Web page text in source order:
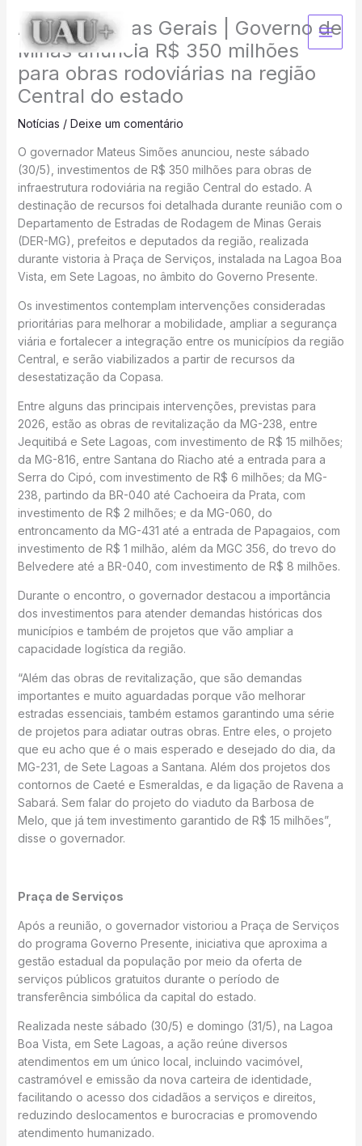
conteúdo
Agência Minas Gerais | Governo de
Minas anuncia R$ 350 milhões
para obras rodoviárias na região
Central do estado
Notícias / Deixe um comentário
O governador Mateus Simões anunciou, neste sábado
(30/5), investimentos de R$ 350 milhões para obras de
infraestrutura rodoviária na região Central do estado. A
destinação de recursos foi detalhada durante reunião com o
Departamento de Estradas de Rodagem de Minas Gerais
(DER-MG), prefeitos e deputados da região, realizada
durante vistoria à Praça de Serviços, instalada na Lagoa Boa
Vista, em Sete Lagoas, no âmbito do Governo Presente.
Os investimentos contemplam intervenções consideradas
prioritárias para melhorar a mobilidade, ampliar a segurança
viária e fortalecer a integração entre os municípios da região
Central, e serão viabilizados a partir de recursos da
desestatização da Copasa.
Entre alguns das principais intervenções, previstas para
2026, estão as obras de revitalização da MG-238, entre
Jequitibá e Sete Lagoas, com investimento de R$ 15 milhões;
da MG-816, entre Santana do Riacho até a entrada para a
Serra do Cipó, com investimento de R$ 6 milhões; da MG-
238, partindo da BR-040 até Cachoeira da Prata, com
investimento de R$ 2 milhões; e da MG-060, do
entroncamento da MG-431 até a entrada de Papagaios, com
investimento de R$ 1 milhão, além da MGC 356, do trevo do
Belvedere até a BR-040, com investimento de R$ 8 milhões.
Durante o encontro, o governador destacou a importância
dos investimentos para atender demandas históricas dos
municípios e também de projetos que vão ampliar a
capacidade logística da região.
“Além das obras de revitalização, que são demandas
importantes e muito aguardadas porque vão melhorar
estradas essenciais, também estamos garantindo uma série
de projetos para adiatar outras obras. Entre eles, o projeto
que eu acho que é o mais esperado e desejado do dia, da
MG-231, de Sete Lagoas a Santana. Além dos projetos dos
contornos de Caeté e Esmeraldas, e da ligação de Ravena a
Sabará. Sem falar do projeto do viaduto da Barbosa de
Melo, que já tem investimento garantido de R$ 15 milhões”,
disse o governador.
Praça de Serviços
Após a reunião, o governador vistoriou a Praça de Serviços
do programa Governo Presente, iniciativa que aproxima a
gestão estadual da população por meio da oferta de
serviços públicos gratuitos durante o período de
transferência simbólica da capital do estado.
Realizada neste sábado (30/5) e domingo (31/5), na Lagoa
Boa Vista, em Sete Lagoas, a ação reúne diversos
atendimentos em um único local, incluindo vacimóvel,
castramóvel e emissão da nova carteira de identidade,
facilitando o acesso dos cidadãos a serviços e direitos,
reduzindo deslocamentos e burocracias e promovendo
atendimento humanizado.